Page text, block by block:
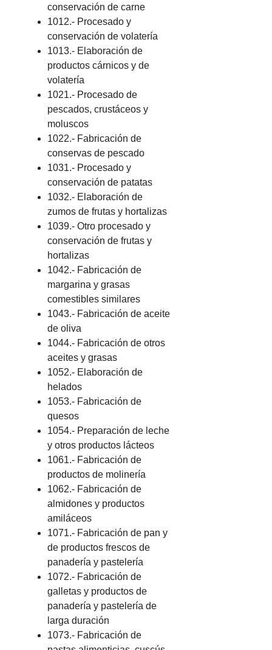
conservación de carne
1012.- Procesado y
conservación de volatería
1013.- Elaboración de
productos cárnicos y de
volatería
1021.- Procesado de
pescados, crustáceos y
moluscos
1022.- Fabricación de
conservas de pescado
1031.- Procesado y
conservación de patatas
1032.- Elaboración de
zumos de frutas y hortalizas
1039.- Otro procesado y
conservación de frutas y
hortalizas
1042.- Fabricación de
margarina y grasas
comestibles similares
1043.- Fabricación de aceite
de oliva
1044.- Fabricación de otros
aceites y grasas
1052.- Elaboración de
helados
1053.- Fabricación de
quesos
1054.- Preparación de leche
y otros productos lácteos
1061.- Fabricación de
productos de molinería
1062.- Fabricación de
almidones y productos
amiláceos
1071.- Fabricación de pan y
de productos frescos de
panadería y pastelería
1072.- Fabricación de
galletas y productos de
panadería y pastelería de
larga duración
1073.- Fabricación de